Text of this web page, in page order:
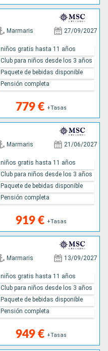
Marmaris 27/09/2027
779 € +Tasas
niños gratis hasta 11 años
Club para niños desde los 3 años
Paquete de bebidas disponible
Pensión completa
Marmaris 21/06/2027
919 € +Tasas
niños gratis hasta 11 años
Club para niños desde los 3 años
Paquete de bebidas disponible
Pensión completa
Marmaris 13/09/2027
949 € +Tasas
niños gratis hasta 11 años
Club para niños desde los 3 años
Paquete de bebidas disponible
Pensión completa